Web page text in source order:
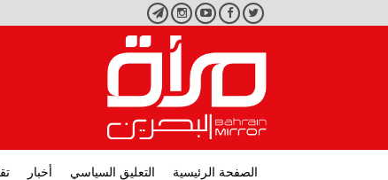
تويتر فيسبوكيوتيوبانستجرامتليجرام
الصفحة الرئيسية التعليق السياسي أخبار